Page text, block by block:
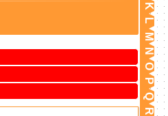
K
L
M
N
O
P
Q
R